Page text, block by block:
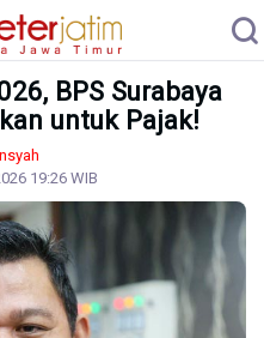
BPS Surabaya
untuk Pajak!
19:26 WIB